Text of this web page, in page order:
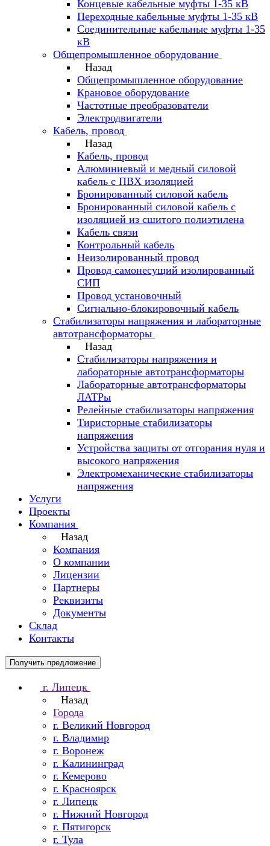
Концевые кабельные муфты 1-35 кВ
Переходные кабельные муфты 1-35 кВ
Соединительные кабельные муфты 1-35
кВ
Общепромышленное оборудование
Назад
Общепромышленное оборудование
Крановое оборудование
Частотные преобразователи
Электродвигатели
Кабель, провод
Назад
Кабель, провод
Алюминиевый и медный силовой
кабель с ПВХ изоляцией
Бронированный силовой кабель
Бронированный силовой кабель с
изоляцией из сшитого полиэтилена
Кабель связи
Контрольный кабель
Неизолированный провод
Провод самонесущий изолированный
СИП
Провод установочный
Сигнально-блокировочный кабель
Стабилизаторы напряжения и лабораторные
автотрансформаторы
Назад
Стабилизаторы напряжения и
лабораторные автотрансформаторы
Лабораторные автотрансформаторы
ЛАТРы
Релейные стабилизаторы напряжения
Тиристорные стабилизаторы
напряжения
Устройства защиты от отгорания нуля и
высокого напряжения
Электромеханические стабилизаторы
напряжения
Услуги
Проекты
Компания
Назад
Компания
О компании
Лицензии
Партнеры
Реквизиты
Документы
Склад
Контакты
Получить предложение
г. Липецк
Назад
Города
г. Великий Новгород
г. Владимир
г. Воронеж
г. Калининград
г. Кемерово
г. Красноярск
г. Липецк
г. Нижний Новгород
г. Пятигорск
г. Тула